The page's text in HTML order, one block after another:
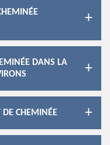
DANS LA
DE CHEMINÉE